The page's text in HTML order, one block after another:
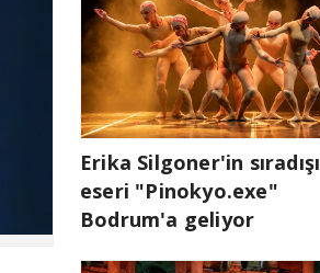
Erika Silgoner'in sıradışı
eseri "Pinokyo.exe"
Bodrum'a geliyor